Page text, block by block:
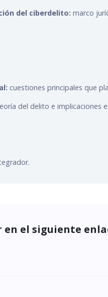
del ciberdelito: marco
cuestiones principales que
del delito e implicaciones
el siguiente